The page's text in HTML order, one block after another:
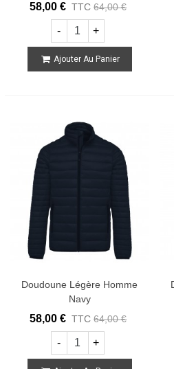
58,00 € TTC 64,00 €
- +
Ajouter Au Panier
Doudoune Légère Homme
Navy
58,00 € TTC 64,00 €
- +